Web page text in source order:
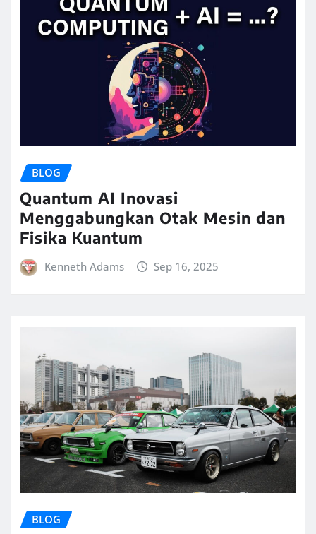
BLOG
Quantum AI Inovasi
Menggabungkan Otak Mesin dan
Fisika Kuantum
Kenneth Adams Sep 16, 2025
BLOG